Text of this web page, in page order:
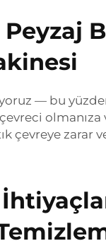
— bu
olmanıza
çevreye zarar